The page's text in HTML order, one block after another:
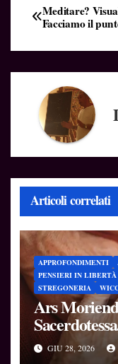
articoli
Meditare?
Facciamo il
Articoli correlati
APPROFONDIMENTI
PENSIERI IN LIBERTÀ
STREGONERIA
Ars
Soglie
GIU 28, 2026